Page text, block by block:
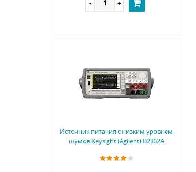
Источник питания с низким уровнем
шумов Keysight (Agilent) B2962A